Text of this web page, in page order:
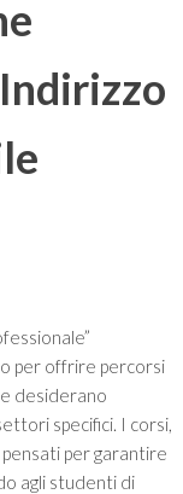
per offrire percorsi
desiderano
specifici. I corsi,
per garantire
agli studenti di